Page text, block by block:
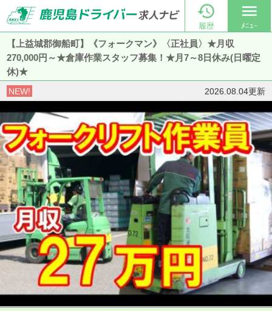

履歴
menu
ﾒﾆｭｰ
【上益城郡御船町】《フォークマン》〈正社員〉★月収
270,000円～★倉庫作業スタッフ募集！★月7～8日休み(日曜定
休)★
NEW! 2026.08.04更新